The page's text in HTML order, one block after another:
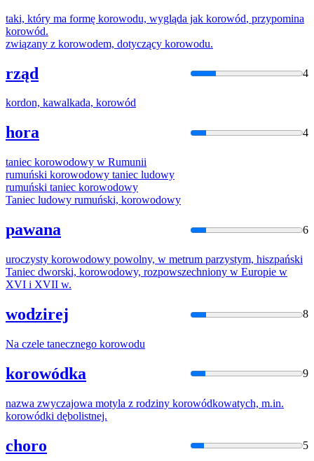
taki, który ma formę korowodu, wygląda jak korowód, przypomina
korowód.
związany z korowodem, dotyczący korowodu.
rząd 4
kordon, kawalkada, korowód
hora 4
taniec korowodowy w Rumunii
rumuński korowodowy taniec ludowy
rumuński taniec korowodowy
Taniec ludowy rumuński, korowodowy
pawana 6
uroczysty korowodowy powolny, w metrum parzystym, hiszpański
Taniec dworski, korowodowy, rozpowszechniony w Europie w
XVI i XVII w.
wodzirej 8
Na czele tanecznego korowodu
korowódka 9
nazwa zwyczajowa motyla z rodziny korowódkowatych, m.in.
korowódki dębolistnej.
choro 5